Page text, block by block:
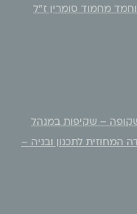
מחמוד סומרין ז"ל
– שקיפות במנהל
המחוזית לתכנון ובניה –